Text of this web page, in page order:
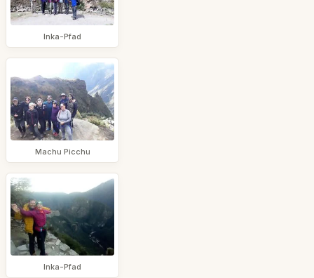
Inka-Pfad
Machu Picchu
Inka-Pfad